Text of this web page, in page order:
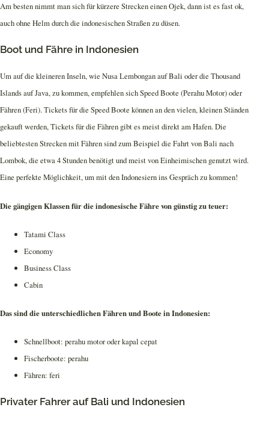
Am besten nimmt man sich für kürzere Strecken einen Ojek, dann ist es fast ok,
auch ohne Helm durch die indonesischen Straßen zu düsen.
Boot und Fähre in Indonesien
Um auf die kleineren Inseln, wie Nusa Lembongan auf Bali oder die Thousand
Islands auf Java, zu kommen, empfehlen sich Speed Boote (Perahu Motor) oder
Fähren (Feri). Tickets für die Speed Boote können an den vielen, kleinen Ständen
gekauft werden, Tickets für die Fähren gibt es meist direkt am Hafen. Die
beliebtesten Strecken mit Fähren sind zum Beispiel die Fahrt von Bali nach
Lombok, die etwa 4 Stunden benötigt und meist von Einheimischen genutzt wird.
Eine perfekte Möglichkeit, um mit den Indonesiern ins Gespräch zu kommen!
Die gängigen Klassen für die indonesische Fähre von günstig zu teuer:
Tatami Class
Economy
Business Class
Cabin
Das sind die unterschiedlichen Fähren und Boote in Indonesien:
Schnellboot: perahu motor oder kapal cepat
Fischerboote: perahu
Fähren: feri
Privater Fahrer auf Bali und Indonesien